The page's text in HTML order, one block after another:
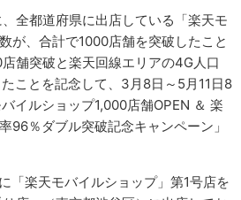
全都道府県に出店している「楽天モ
が、合計で1000店舗を突破したこと
舗突破と楽天回線エリアの4G人口
ことを記念して、3月8日～5月11日8
イルショップ1,000店舗OPEN ＆ 楽
96％ダブル突破記念キャンペーン」
「楽天モバイルショップ」第1号店を